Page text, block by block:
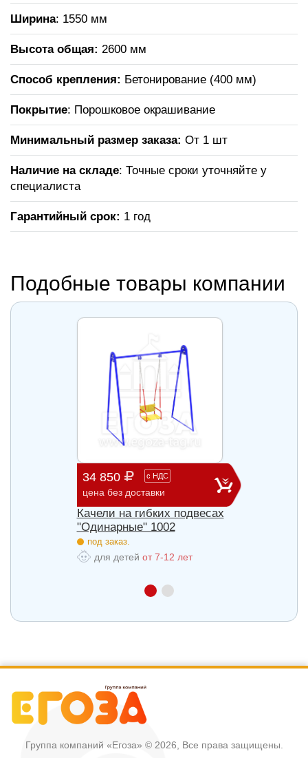
Ширина: 1550 мм
Высота общая: 2600 мм
Способ крепления: Бетонирование (400 мм)
Покрытие: Порошковое окрашивание
Минимальный размер заказа: От 1 шт
Наличие на складе: Точные сроки уточняйте у
специалиста
Гарантийный срок: 1 год
Подобные товары компании
34 850 с НДС
цена без доставки
Качели на гибких подвесах
"Одинарные" 1002
под заказ.
для детей от 7-12 лет
Группа компаний «Егоза» © 2026, Все права защищены.